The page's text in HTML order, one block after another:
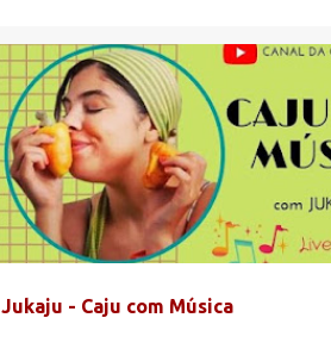
Jukaju - Caju com Música